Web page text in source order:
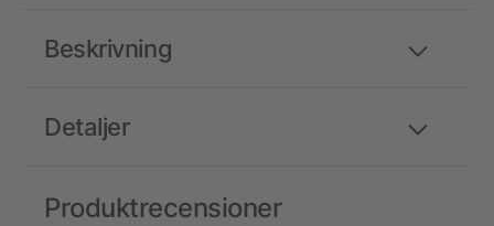
Detaljer
Beskrivning
Produktrecensioner